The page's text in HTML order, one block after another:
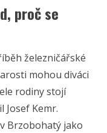
proč se
železničářské
mohou diváci
rodiny stojí
Kemr.
Brzobohatý jako